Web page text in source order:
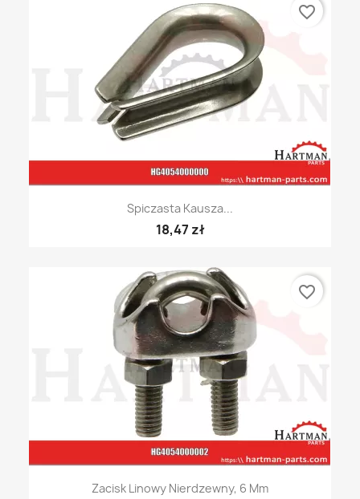
Spiczasta Kausza...
18,47 zł
favorite_border
Zacisk Linowy Nierdzewny, 6 Mm
favorite_border